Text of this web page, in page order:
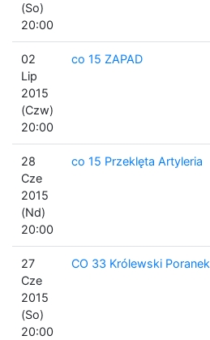
(So)
20:00
02
Lip
2015
(Czw)
20:00
co 15 ZAPAD
28
Cze
2015
(Nd)
20:00
co 15 Przeklęta Artyleria
27
Cze
2015
(So)
20:00
CO 33 Królewski Poranek